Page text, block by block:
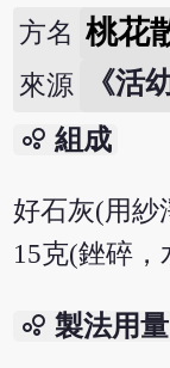
方名 桃花
來源 《活
bubble_chart 組成
好石灰(用紗
15克(銼碎
bubble_chart 製法用量